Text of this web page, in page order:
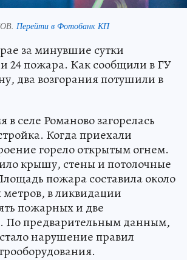
Перейти в Фотобанк КП
за минувшие сутки
24 пожара. Как сообщили в ГУ
два возгорания потушили в
в селе Романово загорелась
Когда приехали
горело открытым огнем.
крышу, стены и потолочные
пожара составила около
метров, в ликвидации
пожарных и две
По предварительным данным,
нарушение правил